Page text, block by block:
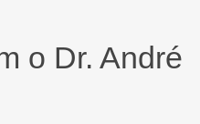
o Dr. André